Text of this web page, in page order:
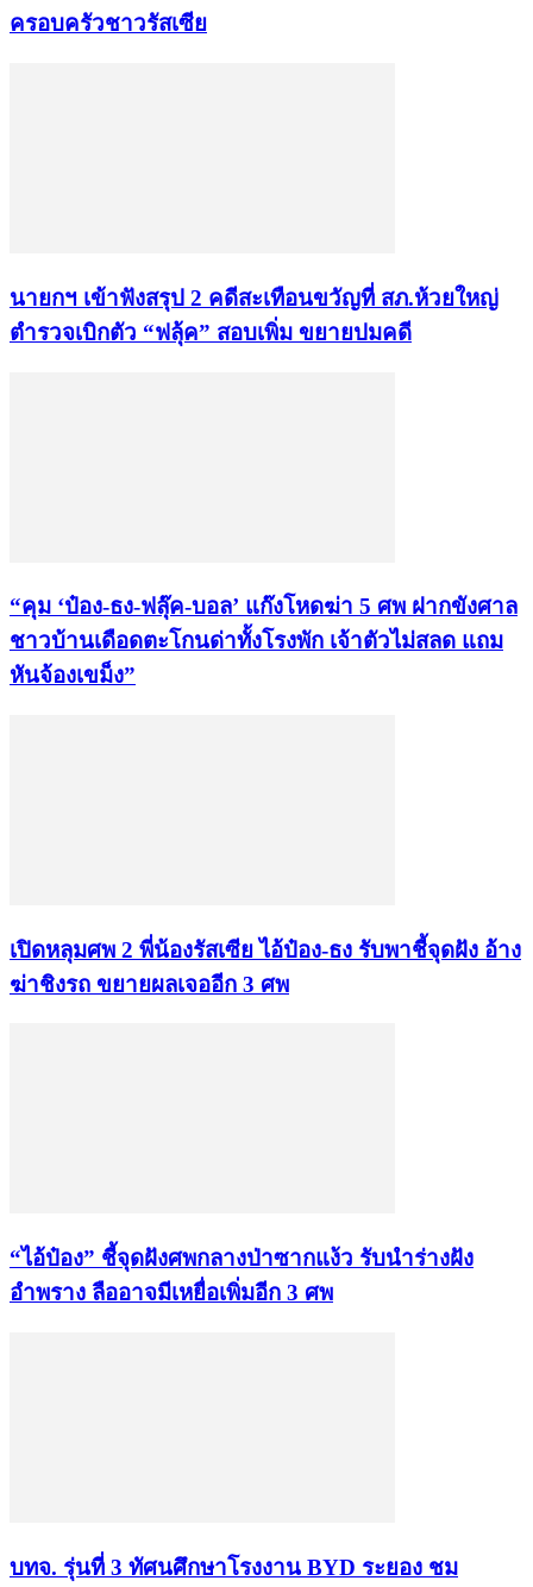
ครอบครัวชาวรัสเซีย
นายกฯ เข้าฟังสรุป 2 คดีสะเทือนขวัญที่ สภ.ห้วยใหญ่
ตำรวจเบิกตัว “ฟลุ้ค” สอบเพิ่ม ขยายปมคดี
“คุม ‘ป๋อง-ธง-ฟลุ๊ค-บอล’ แก๊งโหดฆ่า 5 ศพ ฝากขังศาล
ชาวบ้านเดือดตะโกนด่าทั้งโรงพัก เจ้าตัวไม่สลด แถม
หันจ้องเขม็ง”
เปิดหลุมศพ 2 พี่น้องรัสเซีย ไอ้ป๋อง-ธง รับพาชี้จุดฝัง อ้าง
ฆ่าชิงรถ ขยายผลเจออีก 3 ศพ
“ไอ้ป๋อง” ชี้จุดฝังศพกลางป่าซากแง้ว รับนำร่างฝัง
อำพราง ลืออาจมีเหยื่อเพิ่มอีก 3 ศพ
บทจ. รุ่นที่ 3 ทัศนศึกษาโรงงาน BYD ระยอง ชม